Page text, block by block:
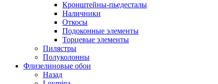
Кронштейны-пьедесталы
Наличники
Откосы
Подоконные элементы
Торцевые элементы
Пилястры
Полуколонны
Флизелиновые обои
Назад